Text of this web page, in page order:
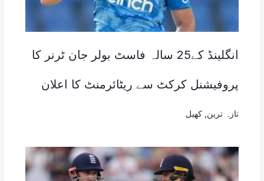
انگلینڈ کے25 سالہ فاسٹ بولر جان ٹرنر کا
پروفیشنل کرکٹ سے ریٹائرمنٹ کا اعلان
تازہ ترین کھیل